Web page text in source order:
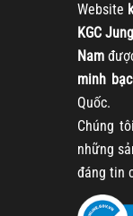
Website
KGC
Nam
minh
Quốc.
Chúng
những
đáng tin